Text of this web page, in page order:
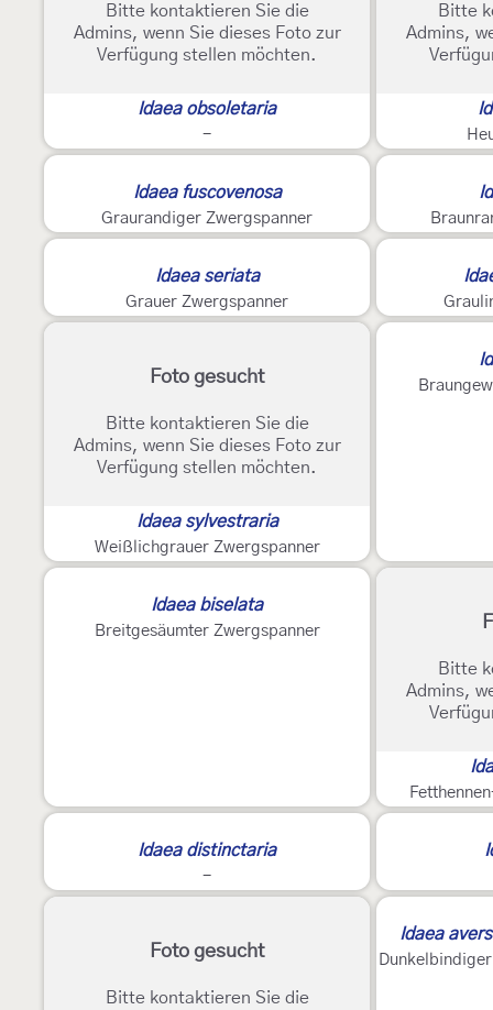
Bitte kontaktieren Sie die
Admins, wenn Sie dieses Foto zur
Verfügung stellen möchten.
Idaea obsoletaria
-
Bitte
Admins,
Idaea fuscovenosa
Graurandiger Zwergspanner
Idaea seriata
Grauer Zwergspanner
Foto gesucht
Bitte kontaktieren Sie die
Admins, wenn Sie dieses Foto zur
Verfügung stellen möchten.
Idaea sylvestraria
Weißlichgrauer Zwergspanner
Idaea biselata
Breitgesäumter Zwergspanner
Bitte
Admins,
Idaea distinctaria
-
Foto gesucht
Bitte kontaktieren Sie die
Idaea